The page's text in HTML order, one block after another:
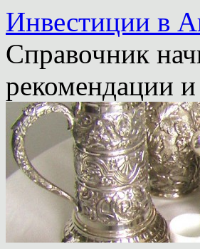
Инвестиции в
Справочник
рекомендации